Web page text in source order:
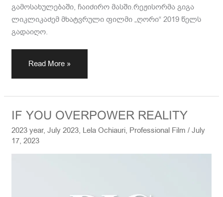
გამოსახულებაში, ჩაიძირო მასში.რეჟისორმა გიგა
ლიკლიკაძემ მხატვრული ფილმი „ღორი“ 2019 წელს
გადაიღო.
Read More »
IF YOU OVERPOWER REALITY
2023 year,July 2023, Lela Ochiauri, Professional Film /July
17, 2023
IF
OVERPOWER